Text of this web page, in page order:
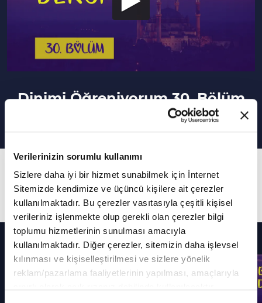
Verilerinizin sorumlu kullanımı
Sizlere daha iyi bir hizmet sunabilmek için İnternet
Sitemizde kendimize ve üçüncü kişilere ait çerezler
kullanılmaktadır. Bu çerezler vasıtasıyla çeşitli kişisel
verileriniz işlenmekte olup gerekli olan çerezler bilgi
toplumu hizmetlerinin sunulması amacıyla
kullanılmaktadır. Diğer çerezler, sitemizin daha işlevsel
kılınması ve kişiselleştirilmesi ve sizlere yönelik
reklam/pazarlama faaliyetlerinin yapılması, amaçlarıyla
Dinimi Öğreniyorum 30. Bölüm
Ahlak Dersi - Yaz Kur'an Kursu
Diğer Bölümler